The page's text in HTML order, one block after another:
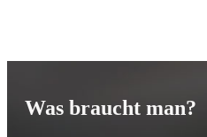
Was braucht man?